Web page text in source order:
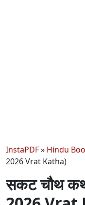
InstaPDF» Hindu
2026 Vrat Katha)
सकट चौथ